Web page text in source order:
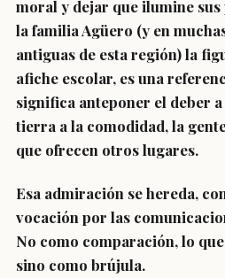
moral y dejar que ilumine
la familia Agüero (y en
antiguas de esta región) la
afiche escolar, es una
significa anteponer el deber
tierra a la comodidad, la
que ofrecen otros lugares.
Esa admiración se hereda,
vocación por las
No como comparación, lo
sino como brújula.